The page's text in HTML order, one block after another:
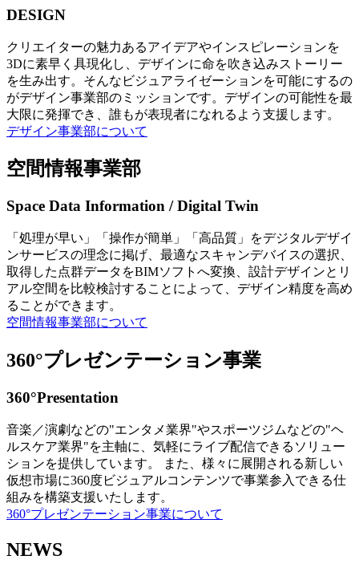
DESIGN
クリエイターの魅力あるアイデアやインスピレーションを
3Dに素早く具現化し、デザインに命を吹き込みストーリー
を生み出す。そんなビジュアライゼーションを可能にするの
がデザイン事業部のミッションです。デザインの可能性を最
大限に発揮でき、誰もが表現者になれるよう支援します。
デザイン事業部について
空間情報事業部
Space Data Information / Digital Twin
「処理が早い」「操作が簡単」「高品質」をデジタルデザイ
ンサービスの理念に掲げ、最適なスキャンデバイスの選択、
取得した点群データをBIMソフトへ変換、設計デザインとリ
アル空間を比較検討することによって、デザイン精度を高め
ることができます。
空間情報事業部について
360°プレゼンテーション事業
360°Presentation
音楽／演劇などの"エンタメ業界"やスポーツジムなどの"ヘ
ルスケア業界"を主軸に、気軽にライブ配信できるソリュー
ションを提供しています。 また、様々に展開される新しい
仮想市場に360度ビジュアルコンテンツで事業参入できる仕
組みを構築支援いたします。
360°プレゼンテーション事業について
NEWS